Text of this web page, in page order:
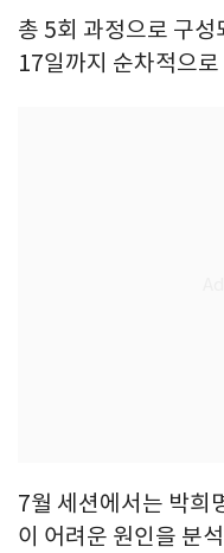
총 5회 과정으로 구
17일까지 순차적으
7월 세션에서는 박희
이 어려운 원인을 분